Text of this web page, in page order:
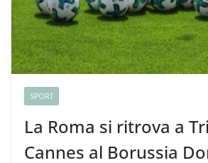
SPORT
La Roma si ritrova a
Cannes al Borussia